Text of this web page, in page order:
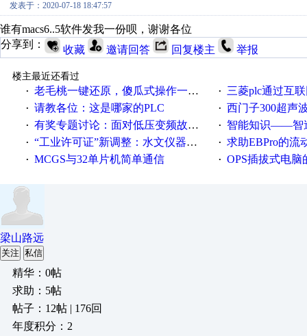
发表于：2020-07-18 18:47:57
谁有macs6..5软件发我一份呗，谢谢各位
分享到：
收藏 邀请回答 回复楼主 举报
楼主最近还看过
· 老毛桃一键还原，傻瓜式操作一键轻松备份还原；程序为向导式安装，一键即可实现自动备份或还原系统。 · 三菱plc通过互联网实现plc
· 请教各位：这是哪家的PLC · 西门子300超声波
· 有奖专题讨论：面对低压变频故障，老手是这样解决的！ · 智能知识——智造时代，
· “工业许可证”新调整：水文仪器等19类产品取消事前生产许可 · 求助EBPro的流
· MCGS与32单片机简单通信 · OPS插拔式电脑
梁山路远
关注 私信
精华：0帖
求助：5帖
帖子：12帖 | 176回
年度积分：2